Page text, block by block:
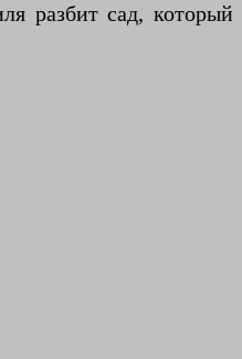
разбит сад, который